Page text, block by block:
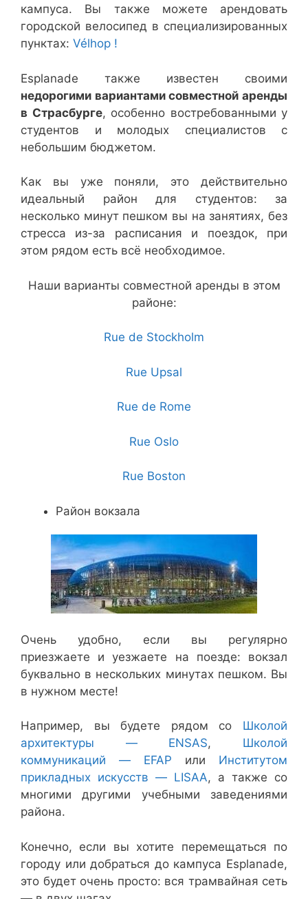
кампуса. Вы также можете арендовать
городской велосипед в специализированных
пунктах: Vélhop !
Esplanade также известен своими
недорогими вариантами совместной аренды
в Страсбурге, особенно востребованными у
студентов и молодых специалистов с
небольшим бюджетом.
Как вы уже поняли, это действительно
идеальный район для студентов: за
несколько минут пешком вы на занятиях, без
стресса из-за расписания и поездок, при
этом рядом есть всё необходимое.
Наши варианты совместной аренды в этом
районе:
Rue de Stockholm
Rue Upsal
Rue de Rome
Rue Oslo
Rue Boston
Район вокзала
Очень удобно, если вы регулярно
приезжаете и уезжаете на поезде: вокзал
буквально в нескольких минутах пешком. Вы
в нужном месте!
Например, вы будете рядом со Школой
архитектуры — ENSAS, Школой
коммуникаций — EFAP или Институтом
прикладных искусств — LISAA, а также со
многими другими учебными заведениями
района.
Конечно, если вы хотите перемещаться по
городу или добраться до кампуса Esplanade,
это будет очень просто: вся трамвайная сеть